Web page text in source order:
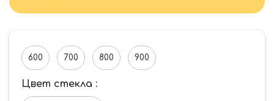
600 700 800 900
Цвет стекла :